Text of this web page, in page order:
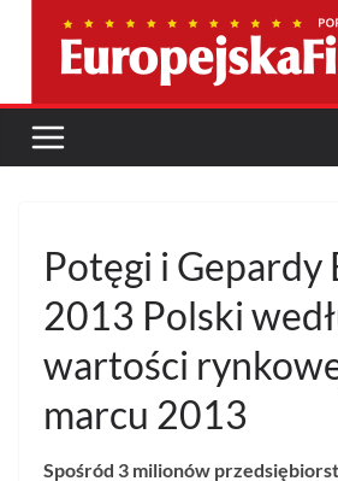
Potęgi i Gepardy
2013 Polski
wartości
marcu 2013
Spośród 3 milionów